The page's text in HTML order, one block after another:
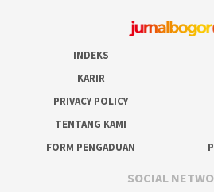
INDEKS
KARIR
PRIVACY POLICY
TENTANG KAMI
FORM PENGADUAN
SOCIAL